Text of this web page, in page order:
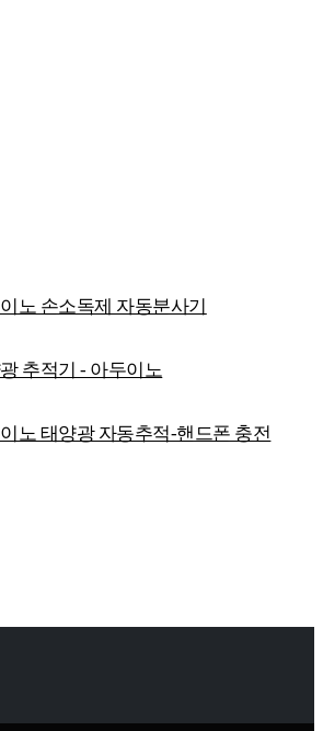
노 손소독제 자동분사기
추적기 - 아두이노
노 태양광 자동추적-핸드폰 충전